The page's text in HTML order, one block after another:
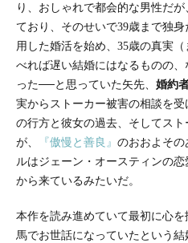
り、おしゃれで都会的な男性だ
ており、そのせいで39歳まで独
用した婚活を始め、35歳の真実
べれば遅い結婚にはなるものの
った──と思っていた矢先、 婚約
実からストーカー被害の相談を
の行方と彼女の過去、そしてス
が、
『傲慢と善良』 のおおよその
ルはジェーン・オースティンの恋
から来ているみたいだ。
本作を読み進めていて最初に心
馬でお世話になっていたという